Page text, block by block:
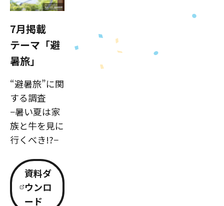
7月掲載
テーマ「避
暑旅」
“避暑旅”に関
する調査
−暑い夏は家
族と牛を見に
行くべき!?−
資料ダ
ウンロ
ード